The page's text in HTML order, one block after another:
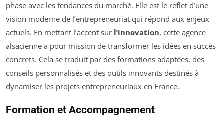
phase avec les tendances du marché. Elle est le reflet d’une
vision moderne de l’entrepreneuriat qui répond aux enjeux
actuels. En mettant l’accent sur l’innovation, cette agence
alsacienne a pour mission de transformer les idées en succès
concrets. Cela se traduit par des formations adaptées, des
conseils personnalisés et des outils innovants destinés à
dynamiser les projets entrepreneuriaux en France.
Formation et Accompagnement